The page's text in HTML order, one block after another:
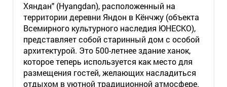
Хяндан" (Hyangdan), расположенный на
территории деревни Яндон в Кёнчжу (объекта
Всемирного культурного наследия ЮНЕСКО),
представляет собой старинный дом с особой
архитектурой. Это 500-летнее здание ханок,
которое теперь используется как место для
размещения гостей, желающих насладиться
отдыхом в уютной традиционной атмосфере.